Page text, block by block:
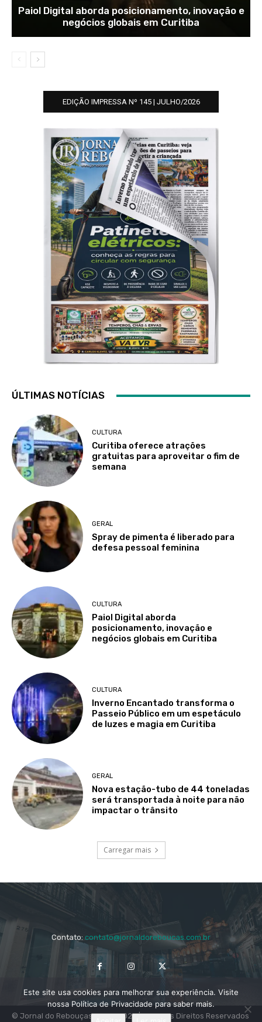
Paiol Digital aborda posicionamento, inovação e
negócios globais em Curitiba
EDIÇÃO IMPRESSA Nº 145 | JULHO/2026
ÚLTIMAS NOTÍCIAS
CULTURA
Curitiba oferece atrações
gratuitas para aproveitar o fim de
semana
GERAL
Spray de pimenta é liberado para
defesa pessoal feminina
CULTURA
Paiol Digital aborda
posicionamento, inovação e
negócios globais em Curitiba
CULTURA
Inverno Encantado transforma o
Passeio Público em um espetáculo
de luzes e magia em Curitiba
GERAL
Nova estação-tubo de 44 toneladas
será transportada à noite para não
impactar o trânsito
Carregar mais
Contato: contato@jornaldoreboucas.com.br
© Jornal do Rebouças 2014 - 2024 | Todos os Direitos Reservados
Este site usa cookies para melhorar sua experiência. Visite
nossa Política de Privacidade para saber mais.